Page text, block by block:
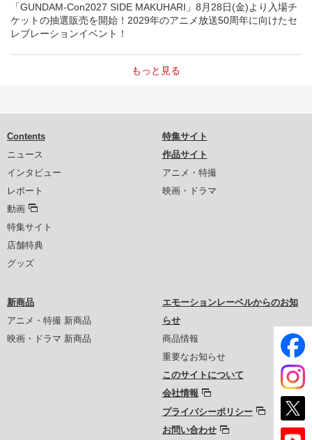
「GUNDAM-Con2027 SIDE MAKUHARI」8月28日(金)より入場チ
ケットの抽選販売を開始！2029年のアニメ放送50周年に向けたセ
レブレーションイベント！
もっと見る
Contents
ニュース
インタビュー
レポート
動画
特集サイト
店舗特典
グッズ
特集サイト
作品サイト
アニメ・特撮
映画・ドラマ
新商品
アニメ・特撮 新商品
映画・ドラマ 新商品
エモーションレーベルからのお知
らせ
商品情報
重要なお知らせ
このサイトについて
会社情報
プライバシーポリシー
お問い合わせ